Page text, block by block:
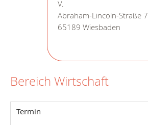
V.
Abraham-Lincoln-Straße 7
65189 Wiesbaden
Bereich Wirtschaft
Termin